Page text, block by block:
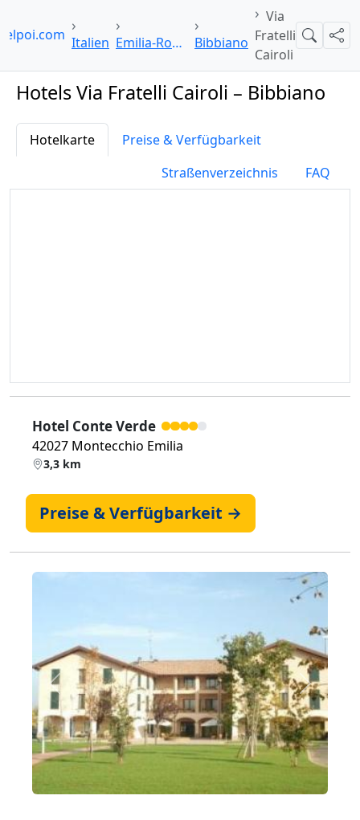
Italien Emilia-Romagna Bibbiano
Via
Fratelli
Cairoli
Suche
Hotels Via Fratelli Cairoli – Bibbiano
Hotelkarte
Preise & Verfügbarkeit
Straßenverzeichnis
FAQ
Hotel Conte Verde
42027 Montecchio Emilia
3,3 km
Preise & Verfügbarkeit →
Zurück Weiter